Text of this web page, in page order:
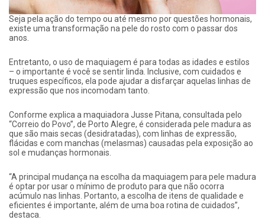
Seja pela ação do tempo ou até mesmo por questões hormonais,
existe uma transformação na pele do rosto com o passar dos
anos.
Entretanto, o uso de maquiagem é para todas as idades e estilos
– o importante é você se sentir linda. Inclusive, com cuidados e
truques específicos, ela pode ajudar a disfarçar aquelas linhas de
expressão que nos incomodam tanto.
Conforme explica a maquiadora Jusse Pitana, consultada pelo
“Correio do Povo”, de Porto Alegre, é considerada pele madura as
que são mais secas (desidratadas), com linhas de expressão,
flácidas e com manchas (melasmas) causadas pela exposição ao
sol e mudanças hormonais.
“A principal mudança na escolha da maquiagem para pele madura
é optar por usar o mínimo de produto para que não ocorra
acúmulo nas linhas. Portanto, a escolha de itens de qualidade e
eficientes é importante, além de uma boa rotina de cuidados”,
destaca.